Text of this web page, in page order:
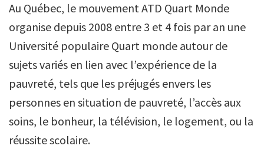
Au Québec, le mouvement ATD Quart Monde
organise depuis 2008 entre 3 et 4 fois par an une
Université populaire Quart monde autour de
sujets variés en lien avec l’expérience de la
pauvreté, tels que les préjugés envers les
personnes en situation de pauvreté, l’accès aux
soins, le bonheur, la télévision, le logement, ou la
réussite scolaire.